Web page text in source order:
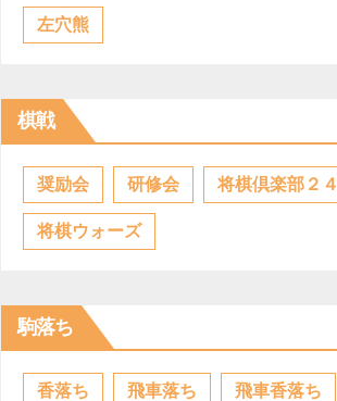
左穴熊
棋戦
奨励会 研修会 将棋倶楽部２４
将棋ウォーズ
駒落ち
香落ち 飛車落ち 飛車香落ち